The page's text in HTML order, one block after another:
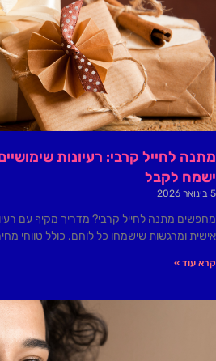
מתנה לחייל קרבי: רעיונות
ישמח לקבל
5 בינואר 2026
מחפשים מתנה לחייל קרבי? מדריך מקיף עם
אישית ומרגשות שישמחו כל לוחם. כולל טווחי
קרא עוד »